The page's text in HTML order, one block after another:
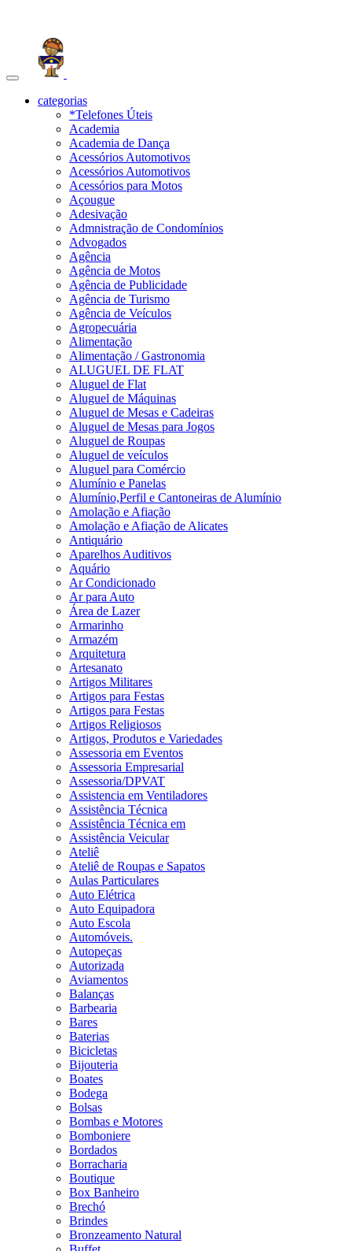
Toggle
navigationcategorias
*Telefones Úteis
Academia
Academia de Dança
Acessórios Automotivos
Acessórios Automotivos
Acessórios para Motos
Açougue
Adesivação
Admnistração de Condomínios
Advogados
Agência
Agência de Motos
Agência de Publicidade
Agência de Turismo
Agência de Veículos
Agropecuária
Alimentação
Alimentação / Gastronomia
ALUGUEL DE FLAT
Aluguel de Flat
Aluguel de Máquinas
Aluguel de Mesas e Cadeiras
Aluguel de Mesas para Jogos
Aluguel de Roupas
Aluguel de veículos
Aluguel para Comércio
Alumínio e Panelas
Alumínio,Perfil e Cantoneiras de Alumínio
Amolação e Afiação
Amolação e Afiação de Alicates
Antiquário
Aparelhos Auditivos
Aquário
Ar Condicionado
Ar para Auto
Área de Lazer
Armarinho
Armazém
Arquitetura
Artesanato
Artigos Militares
Artigos para Festas
Artigos para Festas
Artigos Religiosos
Artigos, Produtos e Variedades
Assessoria em Eventos
Assessoria Empresarial
Assessoria/DPVAT
Assistencia em Ventiladores
Assistência Técnica
Assistência Técnica em
Assistência Veicular
Ateliê
Ateliê de Roupas e Sapatos
Aulas Particulares
Auto Elétrica
Auto Equipadora
Auto Escola
Automóveis.
Autopeças
Autorizada
Aviamentos
Balanças
Barbearia
Bares
Baterias
Bicicletas
Bijouteria
Boates
Bodega
Bolsas
Bombas e Motores
Bomboniere
Bordados
Borracharia
Boutique
Box Banheiro
Brechó
Brindes
Bronzeamento Natural